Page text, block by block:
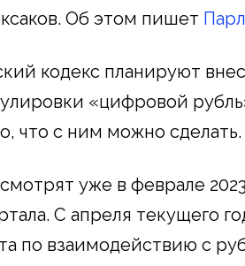
Об этом пишет
кодекс планируют
«цифровой
что с ним можно сделать.
уже в феврале
С апреля текущего
по взаимодействию с